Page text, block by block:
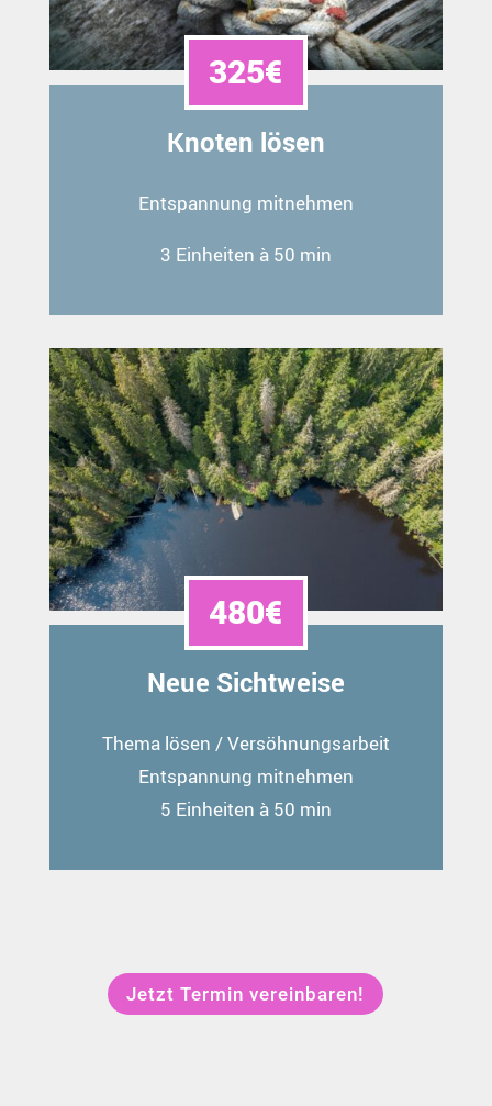
325€
Knoten lösen
Entspannung mitnehmen
3 Einheiten à 50 min
480€
Neue Sichtweise
Thema lösen / Versöhnungsarbeit
Entspannung mitnehmen
5 Einheiten à 50 min
Jetzt Termin vereinbaren!